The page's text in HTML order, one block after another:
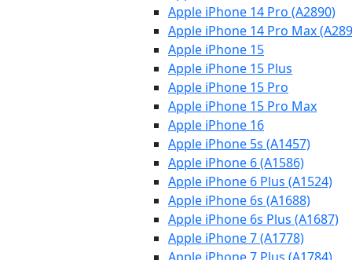
Apple iPhone 14 Pro (A2890)
Apple iPhone 14 Pro Max
Apple iPhone 15
Apple iPhone 15 Plus
Apple iPhone 15 Pro
Apple iPhone 15 Pro Max
Apple iPhone 16
Apple iPhone 5s (A1457)
Apple iPhone 6 (A1586)
Apple iPhone 6 Plus (A1524)
Apple iPhone 6s (A1688)
Apple iPhone 6s Plus (A1687)
Apple iPhone 7 (A1778)